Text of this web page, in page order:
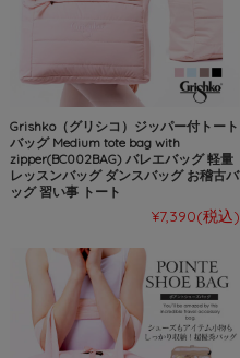
Grishko（グリシコ）ジッパー付トート
バッグ Medium tote bag with
zipper(BC002BAG) バレエバッグ 軽量
レッスンバッグ ダンスバッグ お稽古バ
ッグ 習い事 トート
¥7,390(税込)